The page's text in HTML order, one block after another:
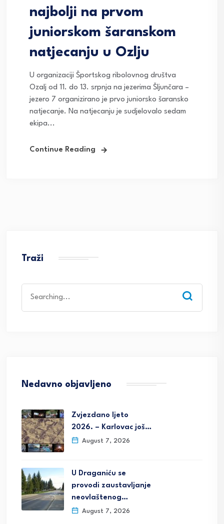
najbolji na prvom
juniorskom šaranskom
natjecanju u Ozlju
U organizaciji Športskog ribolovnog društva
Ozalj od 11. do 13. srpnja na jezerima Šljunčara –
jezero 7 organizirano je prvo juniorsko šaransko
natjecanje. Na natjecanju je sudjelovalo sedam
ekipa...
Continue Reading
Traži
for:
Nedavno objavljeno
Zvjezdano ljeto
2026. – Karlovac još…
August 7, 2026
U Draganiću se
provodi zaustavljanje
neovlaštenog…
August 7, 2026